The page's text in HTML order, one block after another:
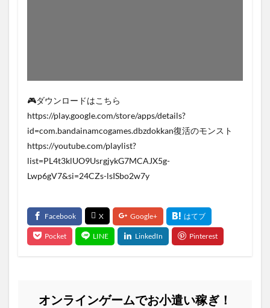
🎮ダウンロードはこちら
https://play.google.com/store/apps/details?
id=com.bandainamcogames.dbzdokkan復活のモンスト
https://youtube.com/playlist?
list=PL4t3klUO9UsrgjykG7MCAJX5g-
Lwp6gV7&si=24CZs-lsISbo2w7y
オンラインゲームでお小遣い稼ぎ！